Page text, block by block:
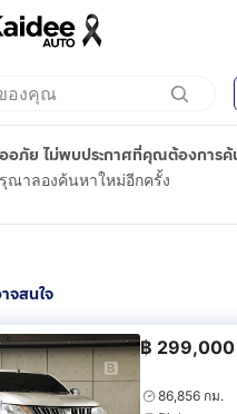
อภัย ไม่พบประกาศที่คุณต้องการค้
ณาลองค้นหาใหม่อีกครั้ง
จสนใจ
฿ 299,000
86,856 กม.